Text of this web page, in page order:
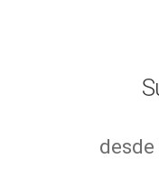
desde